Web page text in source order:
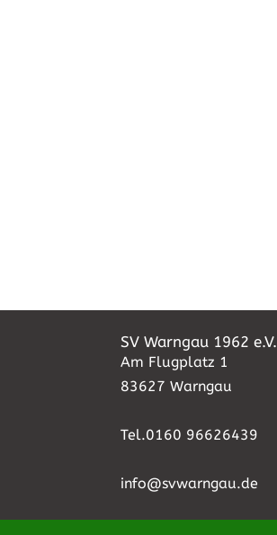
SV Warngau 1962 e.V.
Am Flugplatz 1
83627 Warngau
Tel.0160 96626439
info@svwarngau.de